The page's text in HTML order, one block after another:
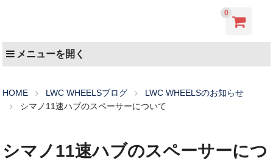
0
メニューを開く
HOME LWC WHEELSブログ
LWC WHEELSのお知らせ
シマノ11速ハブのスペーサーについて
シマノ11速ハブのスペーサーにつ